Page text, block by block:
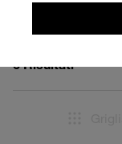
6 Risultati